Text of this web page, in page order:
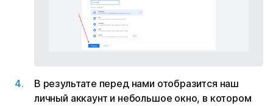
В результате перед нами отобразится наш
личный аккаунт и небольшое окно, в котором